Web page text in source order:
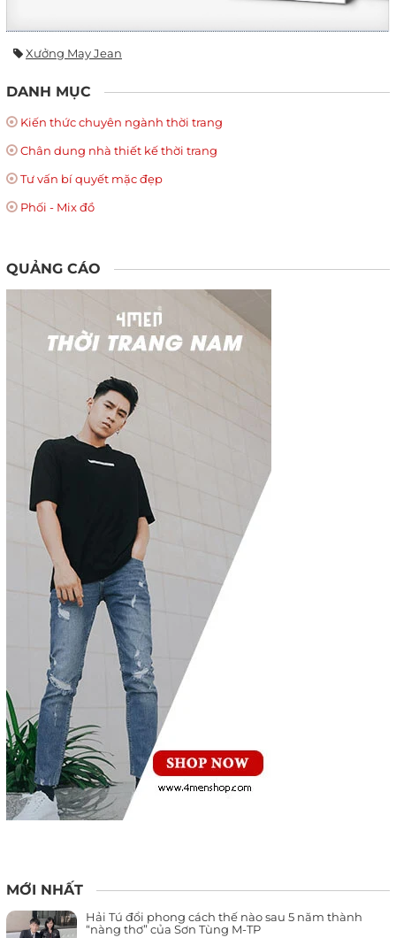
Xưởng May Jean
DANH MỤC
Kiến thức chuyên ngành thời trang
Chân dung nhà thiết kế thời trang
Tư vấn bí quyết mặc đẹp
Phối - Mix đồ
QUẢNG CÁO
MỚI NHẤT
Hải Tú đổi phong cách thế nào sau 5 năm thành
“nàng thơ” của Sơn Tùng M-TP